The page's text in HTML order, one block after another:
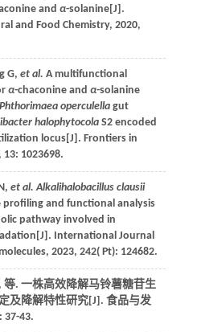
and α-solanine[J].
and Food Chemistry, 2020,
G, et al. A multifunctional
α-chaconine and α-solanine
Phthorimaea operculellagut
halophytocolaS2 encoded
locus[J]. Frontiers in
13: 1023698.
, et al. Alkalihalobacillus clausii
profiling and functional analysis
pathway involved in
International Journal
, 2023, 242( Pt): 124682.
等. 一株高效降解马铃薯糖苷生
及降解特性研究[J]. 食品与发
37-43.